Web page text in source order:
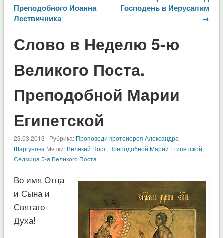
Преподобного Иоанна
Лествичника
Господень в Иерусалим
→
Слово в Неделю 5-ю
Великого Поста.
Преподобной Марии
Египетской
23.03.2013 | Рубрика: Проповеди протоиерея Александра
Шаргунова Метки: Великий Пост, Преподобной Марии Египетской,
Седмица 5-я Великого Поста
Во имя Отца
и Сына и
Святаго
Духа!